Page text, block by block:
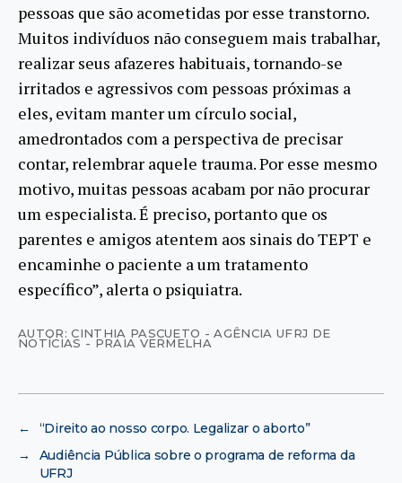
pessoas que são acometidas por esse transtorno.
Muitos indivíduos não conseguem mais trabalhar,
realizar seus afazeres habituais, tornando-se
irritados e agressivos com pessoas próximas a
eles, evitam manter um círculo social,
amedrontados com a perspectiva de precisar
contar, relembrar aquele trauma. Por esse mesmo
motivo, muitas pessoas acabam por não procurar
um especialista. É preciso, portanto que os
parentes e amigos atentem aos sinais do TEPT e
encaminhe o paciente a um tratamento
específico”, alerta o psiquiatra.
AUTOR: CINTHIA PASCUETO - AGÊNCIA UFRJ DE
NOTÍCIAS - PRAIA VERMELHA
←
“Direito ao nosso corpo. Legalizar o aborto”
→
Audiência Pública sobre o programa de reforma da
UFRJ